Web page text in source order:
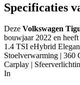
Specificaties
Deze Volkswagen
bouwjaar 2022 en
1.4 TSI eHybrid
Stoelverwarming | 360
Carplay |
In